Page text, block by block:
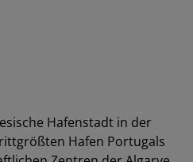
Hafenstadt in der
Hafen Portugals